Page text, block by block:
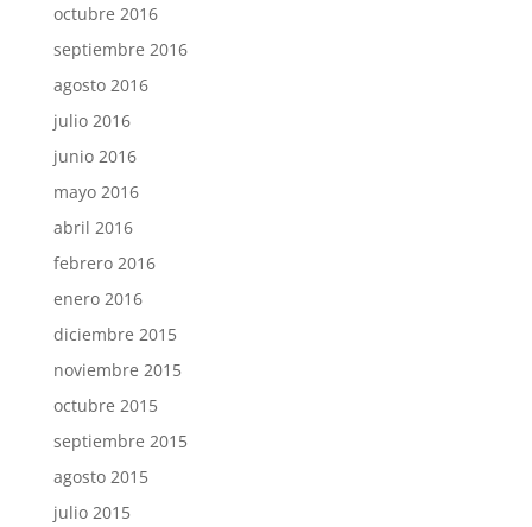
octubre 2016
septiembre 2016
agosto 2016
julio 2016
junio 2016
mayo 2016
abril 2016
febrero 2016
enero 2016
diciembre 2015
noviembre 2015
octubre 2015
septiembre 2015
agosto 2015
julio 2015